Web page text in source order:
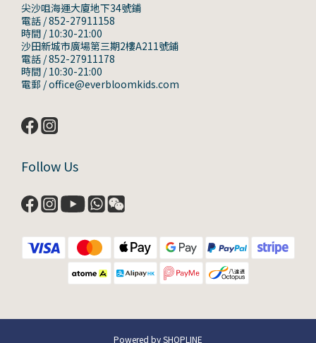
尖沙咀海運大廈地下34號鋪
電話 / 852-27911158
時間 / 10:30-21:00
沙田新城市廣場第三期2樓A211號鋪
電話 / 852-27911178
時間 / 10:30-21:00
電郵 / office@everbloomkids.com
Follow Us
Powered by SHOPLINE